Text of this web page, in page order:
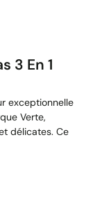
3 En 1
exceptionnelle
Verte,
délicates. Ce